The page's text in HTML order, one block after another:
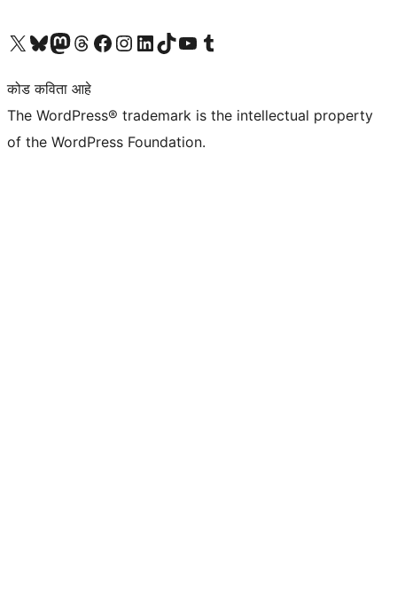
आमच्या X (एक्स) (पूर्वीचे ट्विटर) खात्याला भेट द्या आमच्या ब्लूस्की खात्याला भेट द्या.आमच्या Mastodon खात्याला भेट द्या.आमच्या थ्रेड्स खात्याला भेट द्या. आमच्या फेसबुक पेजला भेट द्या आमच्या इंस्टाग्राम खात्याला भेट द्या आमच्या लिंक्डइन खात्याला भेट द्या आमच्या टिकटॉक अकाउंटला भेट द्या.आमच्या यूट्यूब चॅनेलला भेट द्या आमच्या टंबलर खात्याला भेट द्या.
कोड कविता आहे
The WordPress® trademark is the intellectual property
of the WordPress Foundation.